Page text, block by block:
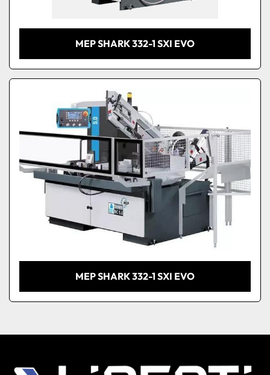
MEP SHARK 332-1 SXI EVO
MEP SHARK 332-1 SXI EVO